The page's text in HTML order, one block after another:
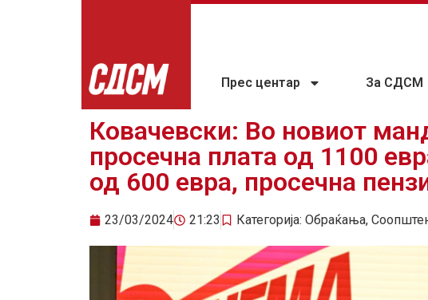
Прес центар За СДСМ
Ковачевски: Во новиот
просечна плата од 1100
од 600 евра, просечна
23/03/2024 21:23 Категорија: Обраќања,